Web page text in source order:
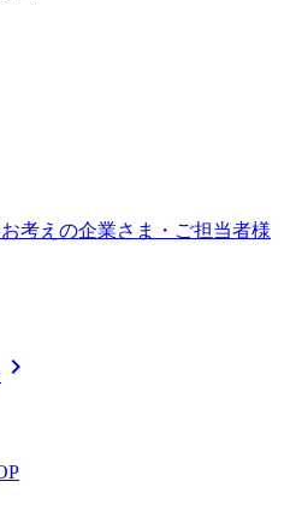
考えの企業さま・ご担当者様
